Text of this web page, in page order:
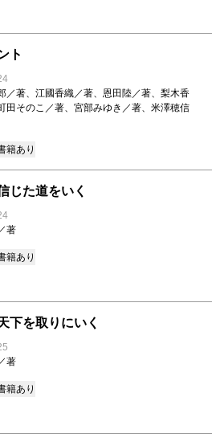
ト
／著、江國香織／著、恩田陸／著、梨木香
田そのこ／著、宮部みゆき／著、米澤穂信
籍あり
じた道をいく
著
籍あり
下を取りにいく
著
籍あり